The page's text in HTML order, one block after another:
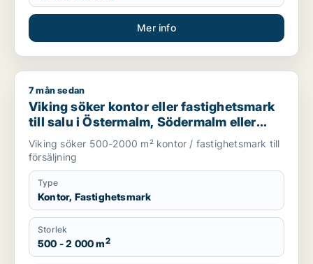
Mer info
Viking söker kontor eller fastighetsmark till salu i
7 mån sedan
Viking söker kontor eller fastighetsmark
till salu i Östermalm, Södermalm eller
Malmö
Viking söker 500-2000 m² kontor / fastighetsmark till
försäljning
Type
Kontor, Fastighetsmark
Storlek
500 - 2 000 m2